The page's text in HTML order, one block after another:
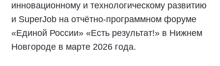
инновационному и технологическому развитию
и SuperJob на отчётно-программном форуме
«Единой России» «Есть результат!» в Нижнем
Новгороде в марте 2026 года.